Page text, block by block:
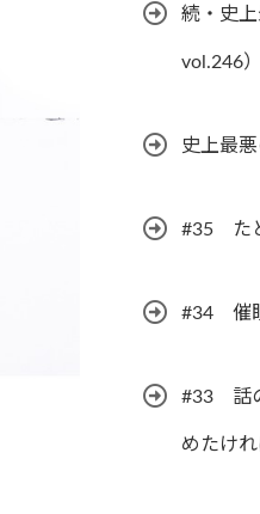
続・史
vol.246）
史上最
#35 た
#34 催
#33 話
めたけ